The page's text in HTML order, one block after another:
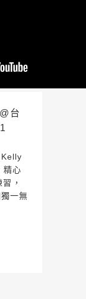
台
精心
，
一無